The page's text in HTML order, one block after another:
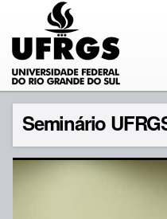
Seminário